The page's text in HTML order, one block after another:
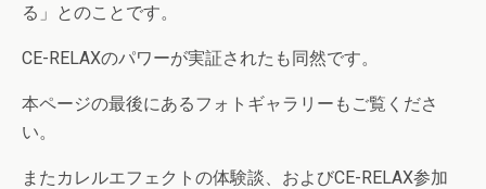
る」とのことです。
CE-RELAXのパワーが実証されたも同然です。
本ページの最後にあるフォトギャラリーもご覧くださ
い。
またカレルエフェクトの体験談、およびCE-RELAX参加